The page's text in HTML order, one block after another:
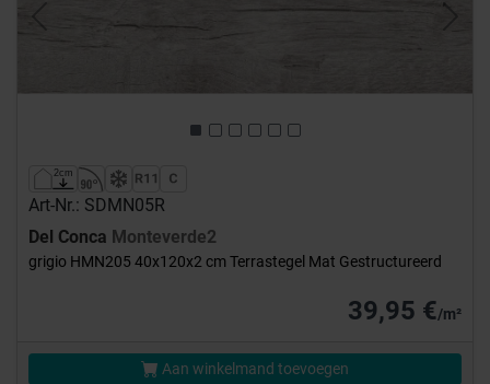
Art-Nr.: SDMN05R
Del Conca Monteverde2
grigio HMN205 40x120x2 cm Terrastegel Mat Gestructureerd
39,95 €/m²
Aan winkelmand toevoegen